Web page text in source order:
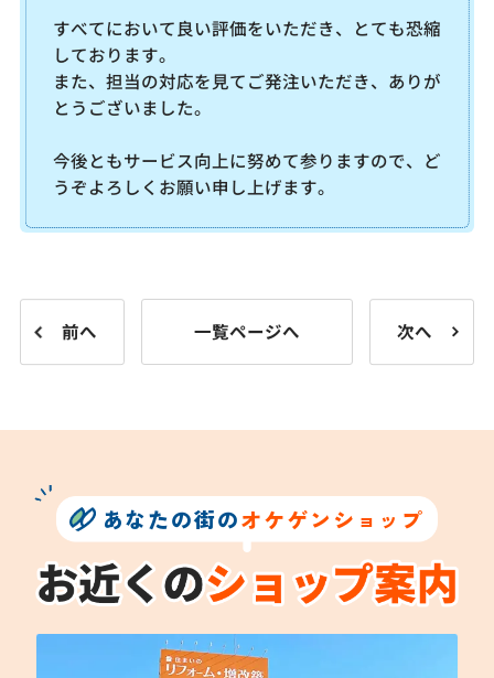
すべてにおいて良い評価をいただき、とても恐縮
しております。
また、担当の対応を見てご発注いただき、ありが
とうございました。
今後ともサービス向上に努めて参りますので、ど
うぞよろしくお願い申し上げます。
前へ 一覧ページへ 次へ
あなたの街のオケゲンショップ